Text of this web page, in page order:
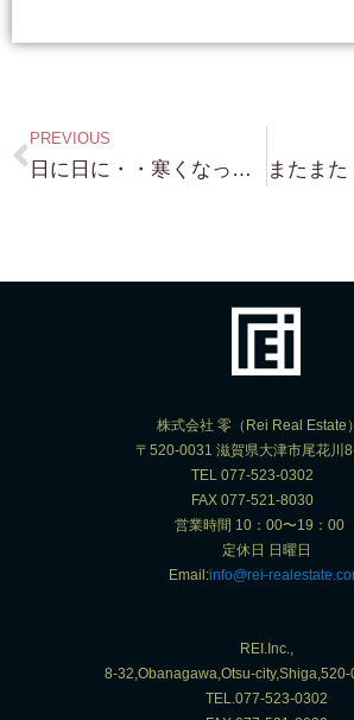
PREVIOUS
日に日に・・寒くなって行きますね しかし！弊社は 琵琶湖浜付き物件 今年は ずっと 行きますよ！ 沢山の問い合わせありがとうございます！
株式会社 零（Rei Real
〒520-0031 滋賀県大津市尾花川
TEL 077-523-0302
FAX 077-521-8030
営業時間 10：00〜19：00
定休日 日曜日
Email:info@rei-
REI.Inc.,
8-32,Obanagawa,Otsu-
TEL.077-523-0302